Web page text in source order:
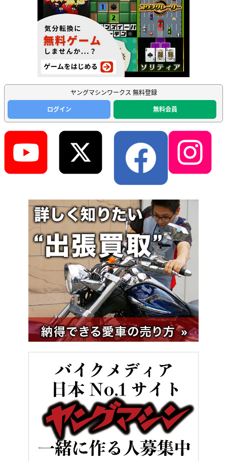
ヤングマシンワークス 無料登録
ログイン
無料会員